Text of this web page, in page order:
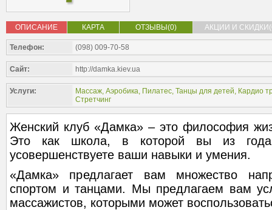
ОПИСАНИЕ КАРТА ОТЗЫВЫ(0) АКЦИИ И
Телефон: (098) 009-70-58
Сайт: http://damka.kiev.ua
Услуги: Массаж, Аэробика, Пилатес, Танцы для детей, Кардио
Стретчинг
Женский клуб «Дамка» – это философия
Это как школа, в которой вы из
усовершенствуете ваши навыки и умения.
«Дамка» предлагает вам множество
спортом и танцами. Мы предлагаем вам
массажистов, которыми может